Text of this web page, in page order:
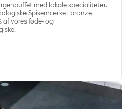
med lokale specialiteter.
Spisemærke i bronze,
af vores føde- og